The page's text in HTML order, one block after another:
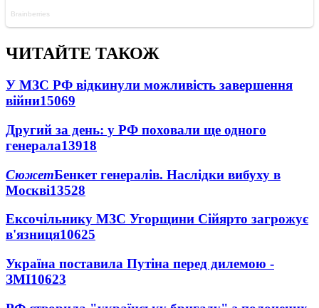
ЧИТАЙТЕ ТАКОЖ
У МЗС РФ відкинули можливість завершення
війни15069
Другий за день: у РФ поховали ще одного
генерала13918
СюжетБенкет генералів. Наслідки вибуху в
Москві13528
Ексочільнику МЗС Угорщини Сійярто загрожує
в'язниця10625
Україна поставила Путіна перед дилемою -
ЗМІ10623